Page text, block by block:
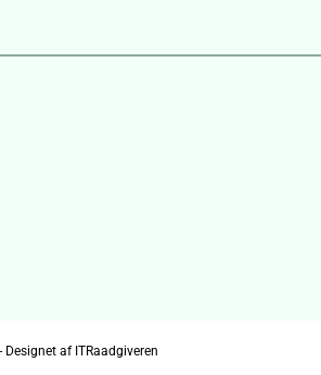
af ITRaadgiveren